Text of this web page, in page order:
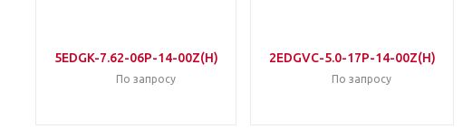
5EDGK-7.62-06P-14-00Z(H)
По запросу
2EDGVC-5.0-17P-14-00Z(H)
По запросу